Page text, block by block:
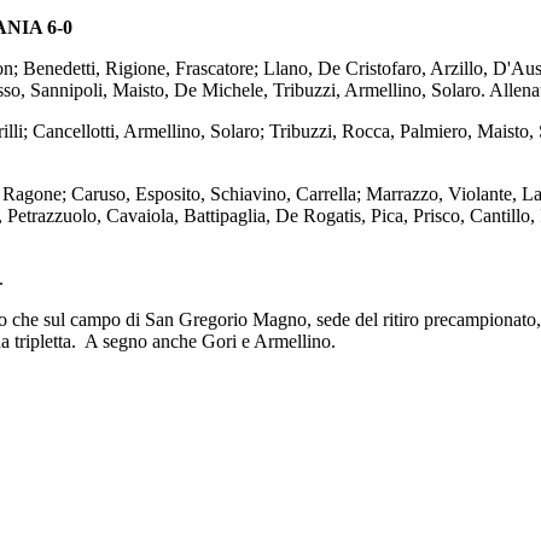
6-0
Benedetti, Rigione, Frascatore; Llano, De Cristofaro, Arzillo,
Sannipoli, Maisto, De Michele, Tribuzzi, Armellino, Solaro.
Cancellotti, Armellino, Solaro; Tribuzzi, Rocca, Palmiero,
Ragone; Caruso, Esposito, Schiavino, Carrella; Marrazzo, Violante,
Petrazzuolo, Cavaiola, Battipaglia, De Rogatis, Pica, Prisco,
sul campo di San Gregorio Magno, sede del ritiro
tripletta. A segno anche Gori e Armellino.